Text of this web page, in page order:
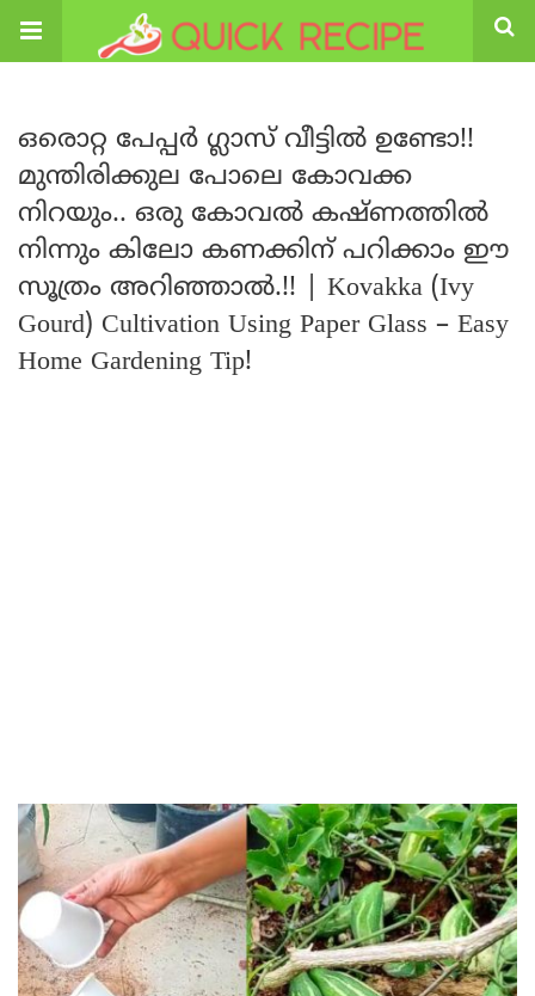
ഒരൊറ്റ പേപ്പർ ഗ്ലാസ് വീട്ടിൽ ഉണ്ടോ!!
മുന്തിരിക്കുല പോലെ കോവക്ക
നിറയും.. ഒരു കോവൽ കഷ്ണത്തിൽ
നിന്നും കിലോ കണക്കിന് പറിക്കാം ഈ
സൂത്രം അറിഞ്ഞാൽ.!! | Kovakka (Ivy
Gourd) Cultivation Using Paper Glass – Easy
Home Gardening Tip!